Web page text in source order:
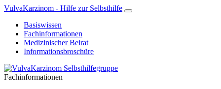
VulvaKarzinom - Hilfe zur Selbsthilfe
Basiswissen
Fachinformationen
Medizinischer Beirat
Informationsbroschüre
Fachinformationen